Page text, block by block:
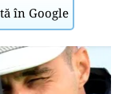
în Google